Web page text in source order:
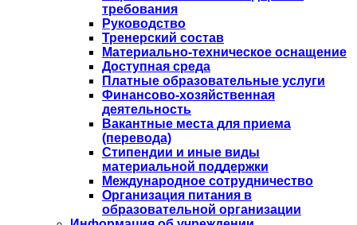
требования
Руководство
Тренерский состав
Материально-техническое оснащение
Доступная среда
Платные образовательные услуги
Финансово-хозяйственная
деятельность
Вакантные места для приема
(перевода)
Стипендии и иные виды
материальной поддержки
Международное сотрудничество
Организация питания в
образовательной организации